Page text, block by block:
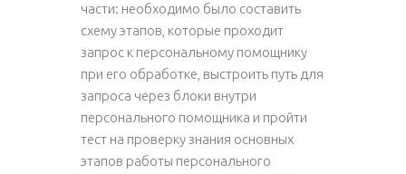
части: необходимо было составить
схему этапов, которые проходит
запрос к персональному помощнику
при его обработке, выстроить путь для
запроса через блоки внутри
персонального помощника и пройти
тест на проверку знания основных
этапов работы персонального